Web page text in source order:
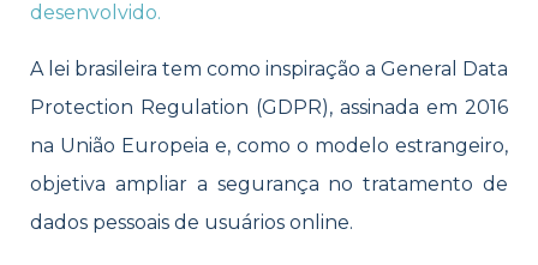
desenvolvido.
A lei brasileira tem como inspiração a General Data
Protection Regulation (GDPR), assinada em 2016
na União Europeia e, como o modelo estrangeiro,
objetiva ampliar a segurança no tratamento de
dados pessoais de usuários online.